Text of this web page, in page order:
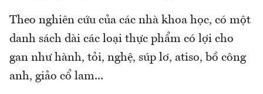
Theo nghiên cứu của các nhà khoa học, có một
danh sách dài các loại thực phẩm có lợi cho
gan như hành, tỏi, nghệ, súp lơ, atiso, bồ công
anh, giảo cổ lam...